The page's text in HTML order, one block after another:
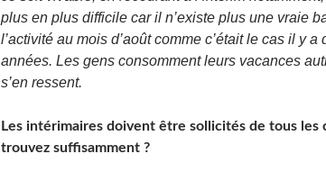
plus en plus difficile car il n’existe plus une vraie
l’activité au mois d’août comme c’était le cas il y a
années. Les gens consomment leurs vacances
s’en ressent.
Les intérimaires doivent être sollicités de tous les
trouvez suffisamment ?